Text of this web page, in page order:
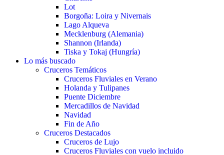
Lot
Borgoña: Loira y Nivernais
Lago Alqueva
Mecklenburg (Alemania)
Shannon (Irlanda)
Tiska y Tokaj (Hungría)
Lo más buscado
Cruceros Temáticos
Cruceros Fluviales en Verano
Holanda y Tulipanes
Puente Diciembre
Mercadillos de Navidad
Navidad
Fin de Año
Cruceros Destacados
Cruceros de Lujo
Cruceros Fluviales con vuelo incluido